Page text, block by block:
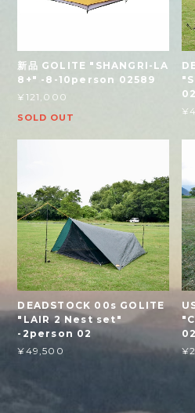
新品 GOLITE "SHANGRI-LA
8+" -8-10person 02589
¥121,000
SOLD OUT
02
DEADSTOCK 00s GOLITE
"LAIR 2 Nest set"
-2person 02
¥49,500